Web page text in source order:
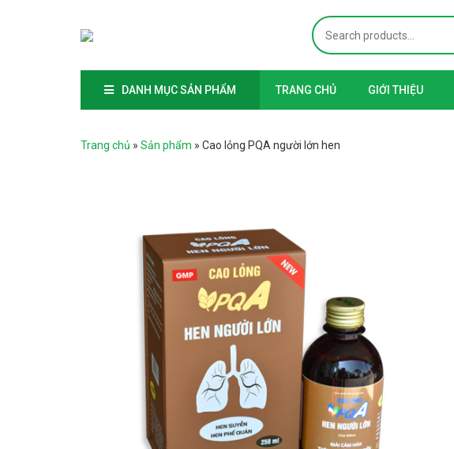
DANH MỤC SẢN PHẨM TRANG CHỦ GIỚI THIỆU
Trang chủ » Sản phẩm » Cao lỏng PQA người lớn hen